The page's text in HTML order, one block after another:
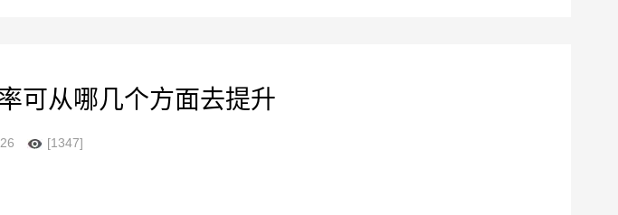
可从哪几个方面去提升
[1347]